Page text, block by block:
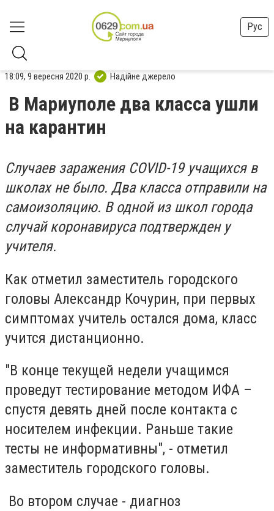
Рус
18:09, 9 вересня 2020 р. Надійне джерело
В Мариуполе два класса ушли
на карантин
Случаев заражения COVID-19 учащихся в
школах не было. Два класса отправили на
самоизоляцию. В одной из школ города
случай коронавируса подтвержден у
учителя.
Как отметил заместитель городского
головы Александр Кочурин, при первых
симптомах учитель остался дома, класс
учится дистанционно.
"В конце текущей недели учащимся
проведут тестирование методом ИФА –
спустя девять дней после контакта с
носителем инфекции. Раньше такие
тесты не информативны", - отметил
заместитель городского головы.
Во втором случае - диагноз